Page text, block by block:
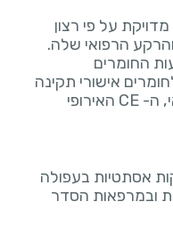
על פי רצון
החומרים
אישורי תקינה
מחמירים של ה-FDA האמריקאי, ה- CE האירופי
אסתטיות בעפולה
ובמרפאות הסדר